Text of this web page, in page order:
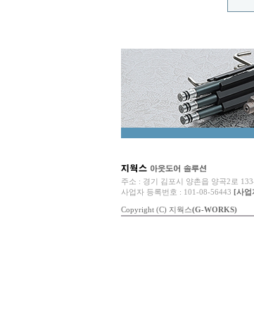
주소 : 경기 김포시 양촌읍 양곡2로
사업자 등록번호 : 101-08-56443 [사업
Copyright (C) 지웍스(G-WORKS)